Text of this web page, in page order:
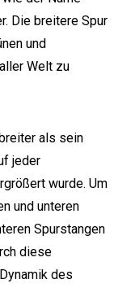
Die breitere Spur
und
Welt zu
als sein
jeder
wurde. Um
und unteren
Spurstangen
diese
des